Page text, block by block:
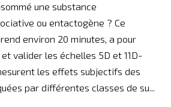
une substance
ou entactogène ? Ce
environ 20 minutes, a pour
valider les échelles 5D et 11D-
les effets subjectifs des
par différentes classes de su...